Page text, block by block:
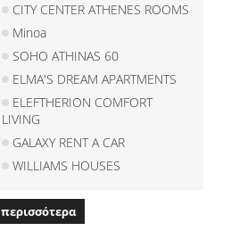
CITY CENTER ATHENES ROOMS
Minoa
SOHO ATHINAS 60
ELMA'S DREAM APARTMENTS
ELEFTHERION COMFORT
LIVING
GALAXY RENT A CAR
WILLIAMS HOUSES
περισσότερα